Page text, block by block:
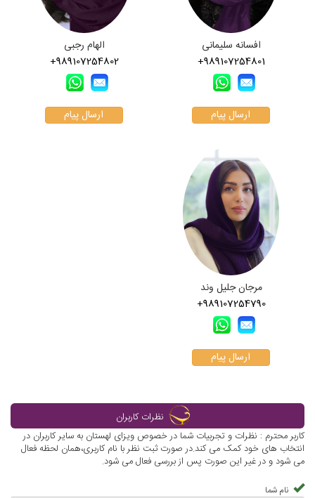
افسانه سلیمانی
+989107254801
ارسال پیام
الهام رجبی
+989107254802
ارسال پیام
مرجان جلیل وند
+989107254790
ارسال پیام
نظرات کاربران
کاربر محترم : نظرات و تجربیات شما در خصوص ویزای لهستان به سایر کاربران در
انتخاب های خود کمک می کند.در صورت ثبت نظر با نام کاربری،همان لحظه فعال
می شود و در غیر این صورت پس از بررسی فعال می شود.
نام شما